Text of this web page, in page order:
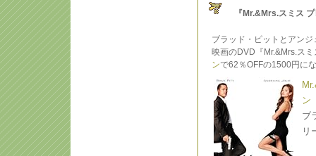
『Mr.&Mrs.スミス
ブラッド・ピットとアン
映画のDVD『Mr.&Mrs.ス
ンで62％OFFの1500円に
ン
ブ
リ